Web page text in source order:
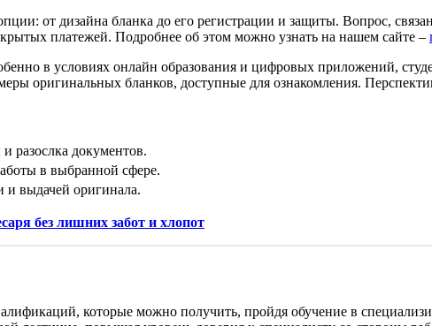
от дизайна бланка до его регистрации и защиты. Вопрос,
платежей. Подробнее об этом можно узнать на нашем сайте –
в условиях онлайн образования и цифровых приложений,
оригинальных бланков, доступные для ознакомления.
разослка документов.
в выбранной сфере.
и выдачей оригинала.
без лишних забот и хлопот
которые можно получить, пройдя обучение в